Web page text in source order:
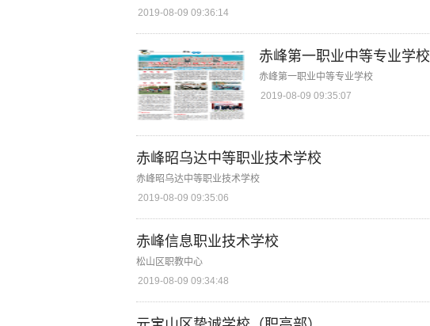
2019-08-09 09:36:14
赤峰第一职业中等专业学校
赤峰第一职业中等专业学校
2019-08-09 09:35:07
赤峰昭乌达中等职业技术学校
赤峰昭乌达中等职业技术学校
2019-08-09 09:35:06
赤峰信息职业技术学校
松山区职教中心
2019-08-09 09:34:48